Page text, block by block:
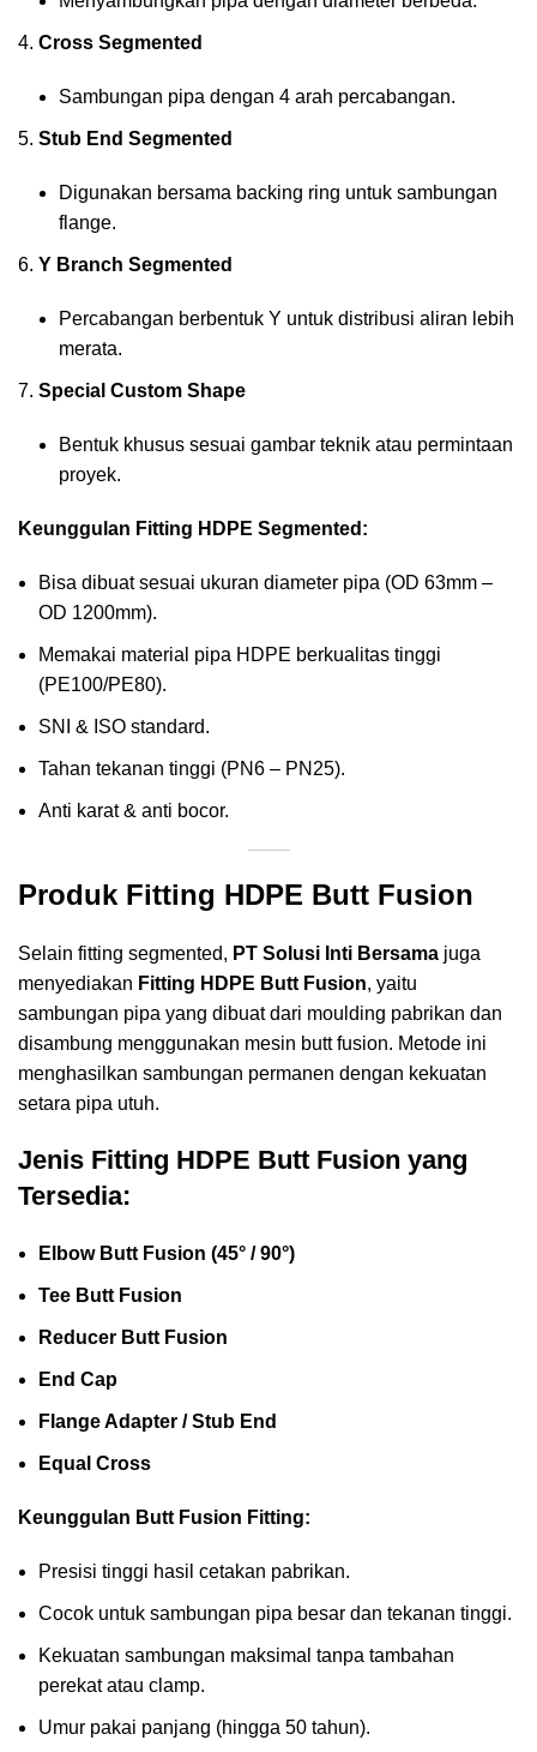
Cross Segmented
Sambungan pipa dengan 4 arah percabangan.
Stub End Segmented
Digunakan bersama backing ring untuk sambungan
flange.
Y Branch Segmented
Percabangan berbentuk Y untuk distribusi aliran lebih
merata.
Special Custom Shape
Bentuk khusus sesuai gambar teknik atau permintaan
proyek.
Keunggulan Fitting HDPE Segmented:
Bisa dibuat sesuai ukuran diameter pipa (OD 63mm –
OD 1200mm).
Memakai material pipa HDPE berkualitas tinggi
(PE100/PE80).
SNI & ISO standard.
Tahan tekanan tinggi (PN6 – PN25).
Anti karat & anti bocor.
Produk Fitting HDPE Butt Fusion
Selain fitting segmented, PT Solusi Inti Bersama juga
menyediakan Fitting HDPE Butt Fusion, yaitu
sambungan pipa yang dibuat dari moulding pabrikan dan
disambung menggunakan mesin butt fusion. Metode ini
menghasilkan sambungan permanen dengan kekuatan
setara pipa utuh.
Jenis Fitting HDPE Butt Fusion yang
Tersedia:
Elbow Butt Fusion (45° / 90°)
Tee Butt Fusion
Reducer Butt Fusion
End Cap
Flange Adapter / Stub End
Equal Cross
Keunggulan Butt Fusion Fitting:
Presisi tinggi hasil cetakan pabrikan.
Cocok untuk sambungan pipa besar dan tekanan tinggi.
Kekuatan sambungan maksimal tanpa tambahan
perekat atau clamp.
Umur pakai panjang (hingga 50 tahun).